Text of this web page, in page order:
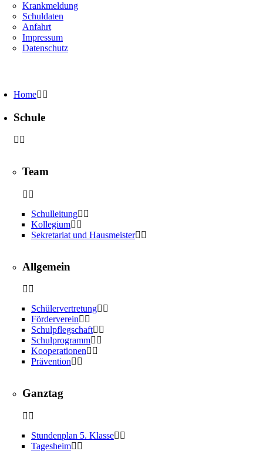
Krankmeldung
Schuldaten
Anfahrt
Impressum
Datenschutz
Home
Schule
Team
Schulleitung
Kollegium
Sekretariat und Hausmeister
Allgemein
Schülervertretung
Förderverein
Schulpflegschaft
Schulprogramm
Kooperationen
Prävention
Ganztag
Stundenplan 5. Klasse
Tagesheim